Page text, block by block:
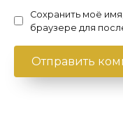
Сохранить моё
браузере для